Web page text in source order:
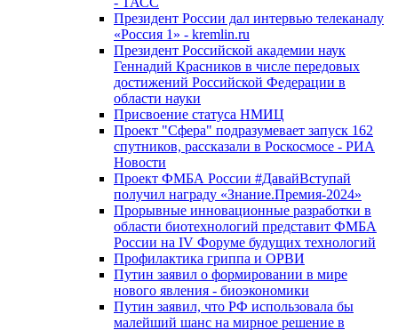
Президент России дал интервью телеканалу
«Россия 1» - kremlin.ru
Президент Российской академии наук
Геннадий Красников в числе передовых
достижений Российской Федерации в
области науки
Присвоение статуса НМИЦ
Проект "Сфера" подразумевает запуск 162
спутников, рассказали в Роскосмосе - РИА
Новости
Проект ФМБА России #ДавайВступай
получил награду «Знание.Премия-2024»
Прорывные инновационные разработки в
области биотехнологий представит ФМБА
России на IV Форуме будущих технологий
Профилактика гриппа и ОРВИ
Путин заявил о формировании в мире
нового явления - биоэкономики
Путин заявил, что РФ использовала бы
малейший шанс на мирное решение в